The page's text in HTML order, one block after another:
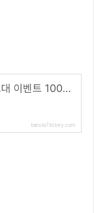
앱테크, 팔라고 친구초대 이벤트 1000캐시 지급(모바일 추천링크)
barista7.tistory.com